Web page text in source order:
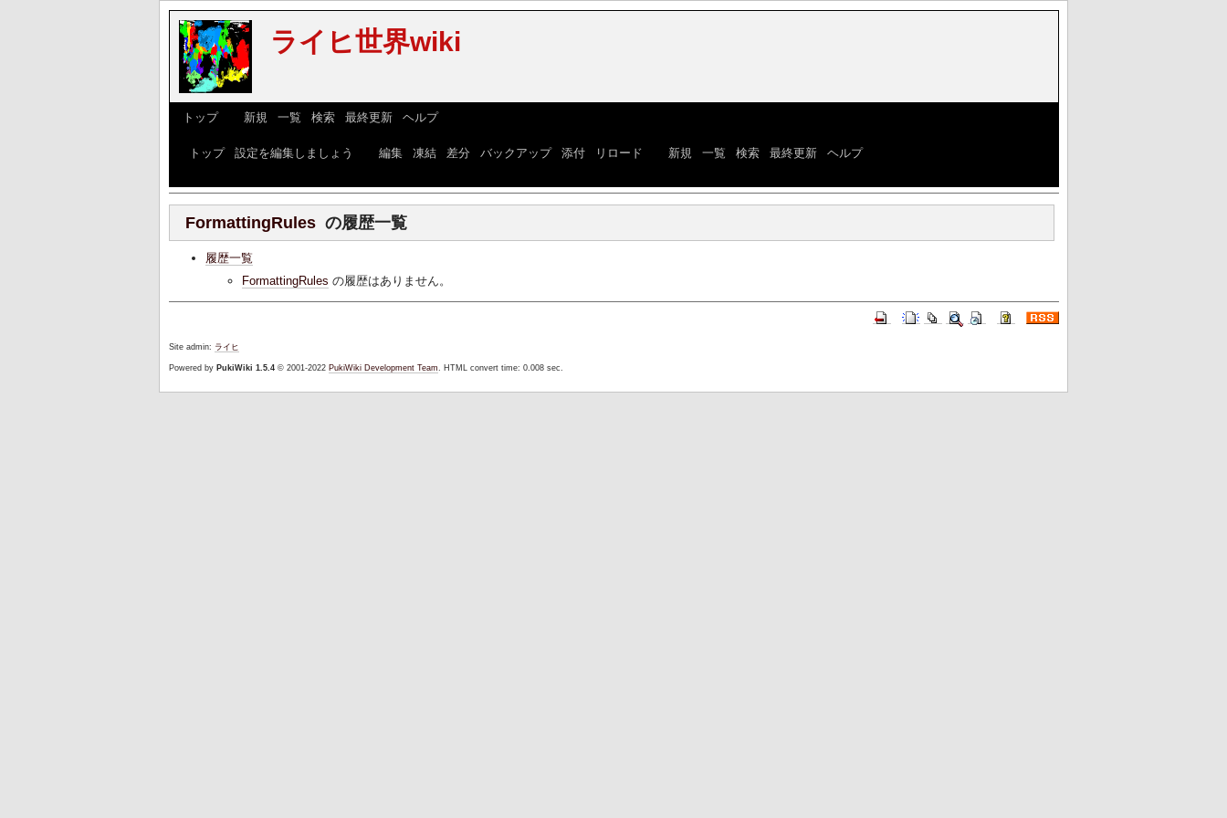
ライヒ世界wiki
トップ] [ 新規 一覧 検索| 最終更新| ヘルプ]
トップ| 設定を編集しましょう 編集| 凍結| 差分 バックアップ| 添付| リロード 新規 一覧 検索| 最終更新| ヘルプ]
FormattingRules の履歴一覧
履歴一覧
FormattingRules の履歴はありません。
Site admin: ライヒ
Powered by PukiWiki 1.5.4© 2001-2022 PukiWiki Development Team . HTML convert time: 0.008 sec.